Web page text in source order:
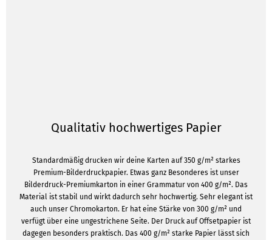
Qualitativ hochwertiges Papier
Standardmäßig drucken wir deine Karten auf 350 g/m² starkes
Premium-Bilderdruckpapier. Etwas ganz Besonderes ist unser
Bilderdruck-Premiumkarton in einer Grammatur von 400 g/m². Das
Material ist stabil und wirkt dadurch sehr hochwertig. Sehr elegant ist
auch unser Chromokarton. Er hat eine Stärke von 300 g/m² und
verfügt über eine ungestrichene Seite. Der Druck auf Offsetpapier ist
dagegen besonders praktisch. Das 400 g/m² starke Papier lässt sich